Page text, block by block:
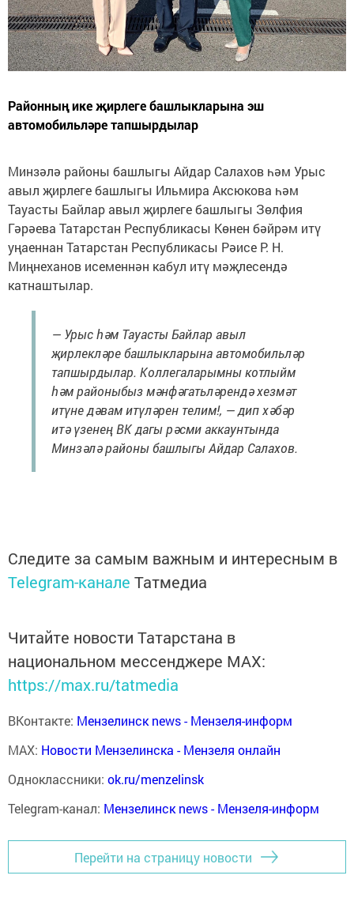
Районның ике җирлеге башлыкларына эш
автомобильләре тапшырдылар
Минзәлә районы башлыгы Айдар Салахов һәм Урыс
авыл җирлеге башлыгы Ильмира Аксюкова һәм
Тауасты Байлар авыл җирлеге башлыгы Зөлфия
Гәрәева Татарстан Республикасы Көнен бәйрәм итү
уңаеннан Татарстан Республикасы Рәисе Р. Н.
Миңнеханов исеменнән кабул итү мәҗлесендә
катнаштылар.
— Урыс һәм Тауасты Байлар авыл
җирлекләре башлыкларына автомобильләр
тапшырдылар. Коллегаларымны котлыйм
һәм районыбыз мәнфәгатьләрендә хезмәт
итүне дәвам итүләрен телим!, — дип хәбәр
итә үзенең ВК дагы рәсми аккаунтында
Минзәлә районы башлыгы Айдар Салахов.
Следите за самым важным и интересным в
Telegram-канале Татмедиа
Читайте новости Татарстана в
национальном мессенджере MАХ:
https://max.ru/tatmedia
ВКонтакте: Мензелинск news - Мензеля-информ
MAX: Новости Мензелинска - Мензеля онлайн
Одноклассники: ok.ru/menzelinsk
Telegram-канал: Мензелинск news - Мензеля-информ
Перейти на страницу новости